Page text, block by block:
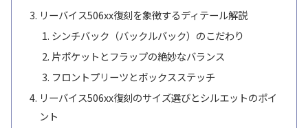
リーバイス506xx復刻を象徴するディテール解説
シンチバック（バックルバック）のこだわり
片ポケットとフラップの絶妙なバランス
フロントプリーツとボックスステッチ
リーバイス506xx復刻のサイズ選びとシルエットのポイ
ント